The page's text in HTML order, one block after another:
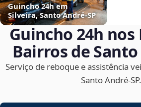
Guincho 24h em
Silveira, Santo André‑SP
Guincho 24h
Bairros de Santo
Serviço de reboque e assistência
Santo André‑SP.